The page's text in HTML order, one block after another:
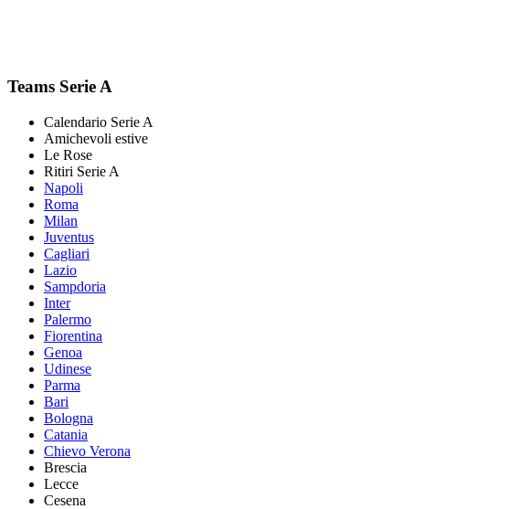
Teams Serie A
Calendario Serie A
Amichevoli estive
Le Rose
Ritiri Serie A
Napoli
Roma
Milan
Juventus
Cagliari
Lazio
Sampdoria
Inter
Palermo
Fiorentina
Genoa
Udinese
Parma
Bari
Bologna
Catania
Chievo Verona
Brescia
Lecce
Cesena